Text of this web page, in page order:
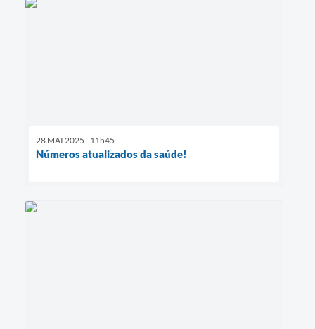
28 MAI 2025 - 11h45
Números atualizados da saúde!